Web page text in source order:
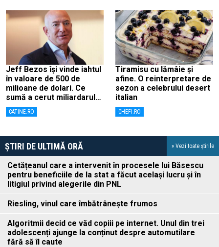
Jeff Bezos își vinde iahtul
în valoare de 500 de
milioane de dolari. Ce
sumă a cerut miliardarul
pentru nava sa, Koru
CATINE.RO
Tiramisu cu lămâie și
afine. O reinterpretare de
sezon a celebrului desert
italian
CHEFI.RO
ȘTIRI DE ULTIMĂ ORĂ » Vezi toate știrile
Cetățeanul care a intervenit în procesele lui Băsescu
pentru beneficiile de la stat a făcut același lucru și în
litigiul privind alegerile din PNL
Riesling, vinul care îmbătrânește frumos
Algoritmii decid ce văd copiii pe internet. Unul din trei
adolescenți ajunge la conținut despre automutilare
fără să îl caute